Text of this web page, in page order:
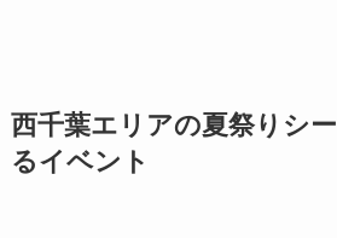
西千葉エリアの夏祭りシ
るイベント